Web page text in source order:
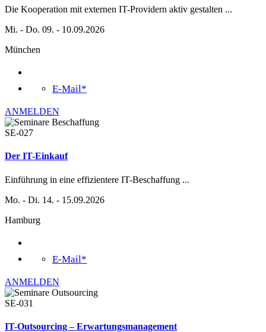
Die Kooperation mit externen IT-Providern aktiv gestalten ...
Mi. - Do. 09. - 10.09.2026
München
E-Mail*
ANMELDEN
SE-027
Der IT-Einkauf
Einführung in eine effizientere IT-Beschaffung ...
Mo. - Di. 14. - 15.09.2026
Hamburg
E-Mail*
ANMELDEN
SE-031
IT-Outsourcing – Erwartungsmanagement